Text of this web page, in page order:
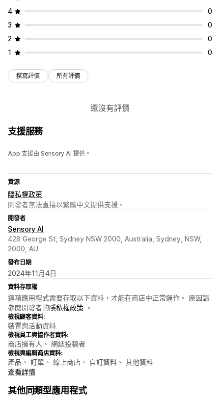
4
0
3
0
2
0
1
0
撰寫評價 所有評價
還沒有評價
支援服務
App 支援由 Sensory AI 提供。
資源
隱私權政策
開發者無法直接以繁體中文提供支援。
開發者
Sensory AI
428 George St, Sydney NSW 2000, Australia, Sydney, NSW,
2000, AU
發布日期
2024年11月4日
資料存取權
這項應用程式需要存取以下資料，才能在商店中正常運作。 原因請
參閱開發者的隱私權政策 。
檢視顧客資料:
裝置與活動資料
檢視員工與協作者資料:
商店擁有人、 網誌投稿者
檢視與編輯商店資料:
產品、 訂單、 線上商店、 自訂資料、 其他資料
查看詳情
其他同類型應用程式